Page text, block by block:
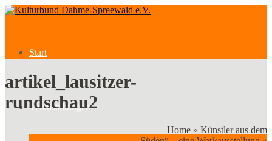
Start
Veranstaltungen
artikel_lausitzer-
rundschau2
Home » Künstler aus dem